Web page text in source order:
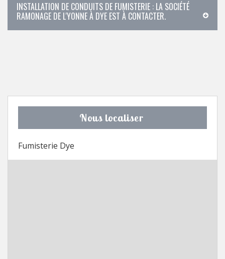
INSTALLATION DE CONDUITS DE FUMISTERIE : LA SOCIÉTÉ
RAMONAGE DE L'YONNE À DYE EST À CONTACTER.
Nous localiser
Fumisterie Dye